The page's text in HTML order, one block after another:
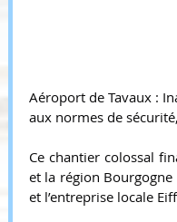
Aéroport de Tavaux :
aux normes de
Ce chantier colossal
et la région
et l’entreprise locale